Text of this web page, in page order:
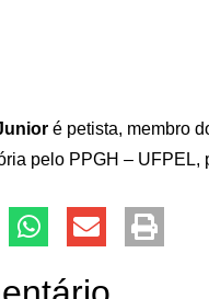
é petista, membro
pelo PPGH –